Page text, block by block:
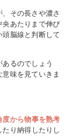
その長さや濃さ
央あたりまで伸び
脳線と判断して
るのでしょう
味を見ていきま
から物事を熟考
り納得したりし